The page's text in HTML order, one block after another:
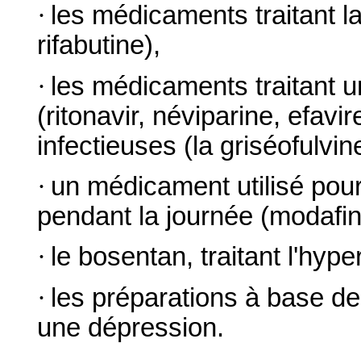
· les médicaments traitant
rifabutine),
· les médicaments traitant
(ritonavir, néviparine,
infectieuses (la
· un médicament utilisé
pendant la journée
· le bosentan, traitant
· les préparations à base
une dépression.